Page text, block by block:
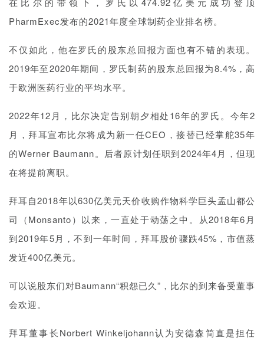
PharmExec发布的2021年度全球制药企业排名榜。
不仅如此，他在罗氏的股东总回报方面也有不错的表现。
2019年至2020年期间，罗氏制药的股东总回报为8.4%，高
于欧洲医药行业的平均水平。
2022年12月， 比尔决定告别朝夕相处16年的罗氏。今年2
月，拜耳宣布比尔将成为新一任CEO，接替已经掌舵35年
的Werner Baumann。后者原计划任职到2024年4月，但现
在将提前离职。
拜耳自2018年以630亿美元天价收购作物科学巨头孟山都公
司
（Monsanto）以来，一直处于动荡之中。从2018年6月
到2019年5月，不到一年时间，拜耳股价骤跌45%，市值蒸
发近400亿美元。
可以说股东们对Baumann“积怨已久”，比尔的到来备受董事
会欢迎。
拜耳董事长Norbert Winkeljohann认为安德森简直是担任